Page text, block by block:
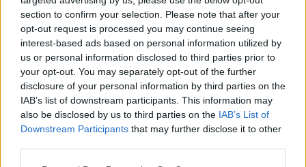
section to confirm your selection. Please note that after your
opt-out request is processed you may continue seeing
interest-based ads based on personal information utilized by
us or personal information disclosed to third parties prior to
your opt-out. You may separately opt-out of the further
disclosure of your personal information by third parties on the
IAB’s list of downstream participants. This information may
also be disclosed by us to third parties on the IAB’s List of
Downstream Participants that may further disclose it to other
αρακτήρισε τα γεγονότα «πογκρόμ εναντίον
έγχρωμων ανθρώπων». Από την πλευρά της,
η βαρόνη Άντερσον του Στόουκ-ον-Τρεντ
δήλωσε ότι ομάδες ατόμων κινούνταν από
σπίτι σε σπίτι αναζητώντας αλλοδαπούς
κατοίκους με σκοπό να τους εκδιώξουν.